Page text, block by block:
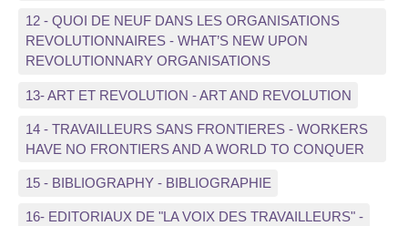
12 - QUOI DE NEUF DANS LES ORGANISATIONS
REVOLUTIONNAIRES - WHAT’S NEW UPON
REVOLUTIONNARY ORGANISATIONS
13- ART ET REVOLUTION - ART AND REVOLUTION
14 - TRAVAILLEURS SANS FRONTIERES - WORKERS
HAVE NO FRONTIERS AND A WORLD TO CONQUER
15 - BIBLIOGRAPHY - BIBLIOGRAPHIE
16- EDITORIAUX DE "LA VOIX DES TRAVAILLEURS" -